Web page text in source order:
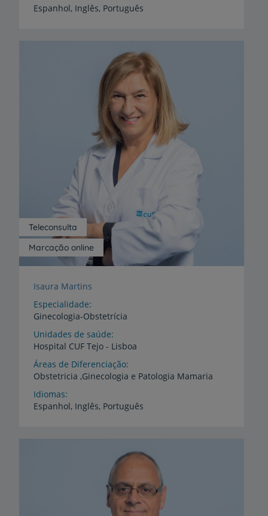
Espanhol, Inglês, Português
Marcação online
Teleconsulta
Isaura Martins
Especialidade
Ginecologia-Obstetrícia
Unidades de saúde
Hospital CUF Tejo - Lisboa
Áreas de Diferenciação
Obstetricia ,Ginecologia e Patologia Mamaria
Idiomas
Espanhol, Inglês, Português